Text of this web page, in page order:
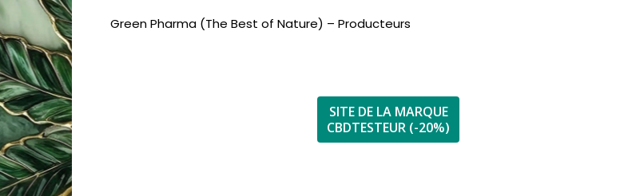
Green Pharma (The Best of Nature) – Producteurs
SITE DE LA MARQUE
CBDTESTEUR (-20%)